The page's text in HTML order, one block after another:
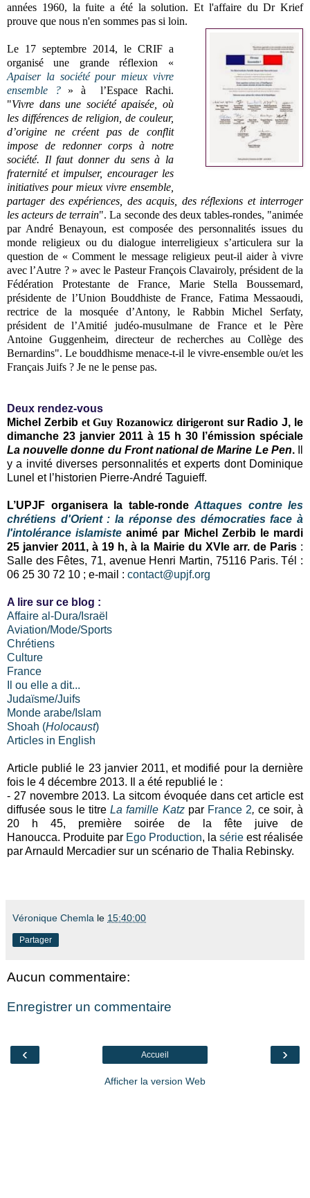
années 1960, la fuite a été la solution. Et l'affaire du Dr Krief
prouve que nous n'en sommes pas si loin.
Le 17 septembre 2014, le CRIF a
organiséune grande réflexion «
Apaiser la société pour mieux vivre
ensemble ? » à
l’Espace Rachi.
"Vivre dans une société apaisée, où
les différences de religion, de couleur,
d’origine ne créent pas de conflit
impose de redonner corps à notre
société. Il faut donner du sens à la
fraternité et impulser, encourager les
initiatives pour mieux vivre ensemble,
partager des expériences, des acquis, des réflexions et interroger
les acteurs de terrain".La seconde des deux tables-rondes, "animée
par André Benayoun, est composée des personnalités issues du
monde religieux ou du dialogue interreligieux s’articulera sur la
question de « Comment le message religieux peut-il aider à vivre
avec l’Autre ? » avec le Pasteur François Clavairoly, président de la
Fédération Protestante de France, Marie Stella Boussemard,
présidente de l’Union Bouddhiste de France, Fatima Messaoudi,
rectrice de la mosquée d’Antony, leRabbin Michel Serfaty,
président de l’Amitié judéo-musulmane de France et le Père
Antoine Guggenheim, directeur de recherches au Collège des
Bernardins".Le bouddhisme menace-t-il le vivre-ensemble ou/et les
Français Juifs ? Je ne le pense pas.
Deux rendez-vous
Michel Zerbib etGuy Rozanowicz dirigeront sur Radio J, le
dimanche 23 janvier 2011 à 15 h 30 l’émission spéciale
La nouvelle donne du Front national de Marine Le Pen.Il
y a invité diverses personnalités et experts dont Dominique
Lunel et l’historien Pierre-André Taguieff.
L’UPJF organisera la table-ronde Attaques contre les
chrétiens d'Orient : la réponse des démocraties face à
l'intolérance islamiste animé par Michel Zerbib le mardi
25 janvier 2011, à 19 h, à la Mairie du XVIe arr. de Paris:
Salle des Fêtes, 71, avenue Henri Martin, 75116 Paris. Tél :
06 25 30 72 10 ; e-mail : contact@upjf.org
A lire sur ce blog :
Affaire al-Dura/Israël
Aviation/Mode/Sports
Chrétiens
Culture
France
Il ou elle a dit...
Judaïsme/Juifs
Monde arabe/Islam
Shoah (Holocaust)
Articles in English
Article publié le 23 janvier 2011, et modifié pour la dernière
fois le 4 décembre 2013. Il a été republié le :
- 27 novembre 2013. La sitcom évoquée dans cet article est
diffusée sous le titre La famille Katzpar France 2, ce soir, à
20 h 45, première soirée de la fête juive de
Hanoucca. Produite par Ego Production, la série est réalisée
par Arnauld Mercadier sur un scénario de Thalia Rebinsky.
Véronique Chemla le 15:40:00
Partager
Aucun commentaire:
Enregistrer un commentaire
‹ ›
Accueil
Afficher la version Web